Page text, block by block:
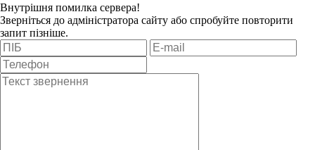
Внутрішня помилка сервера!
Зверніться до адміністратора сайту або спробуйте повторити
запит пізніше.